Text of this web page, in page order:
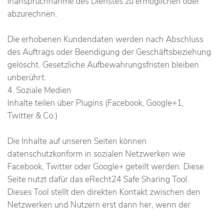
abzurechnen.
Die erhobenen Kundendaten werden nach Abschluss
des Auftrags oder Beendigung der Geschäftsbeziehung
gelöscht. Gesetzliche Aufbewahrungsfristen bleiben
unberührt.
4. Soziale Medien
Inhalte teilen über Plugins (Facebook, Google+1,
Twitter & Co.)
Die Inhalte auf unseren Seiten können
datenschutzkonform in sozialen Netzwerken wie
Facebook, Twitter oder Google+ geteilt werden. Diese
Seite nutzt dafür das eRecht24 Safe Sharing Tool.
Dieses Tool stellt den direkten Kontakt zwischen den
Netzwerken und Nutzern erst dann her, wenn der